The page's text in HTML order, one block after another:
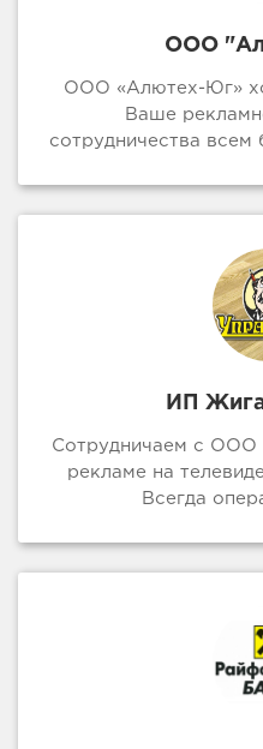
ООО
ООО «Алютех-Юг»
Ваше
сотрудничества всем
ИП
Сотрудничаем с ООО
рекламе на
Всегда